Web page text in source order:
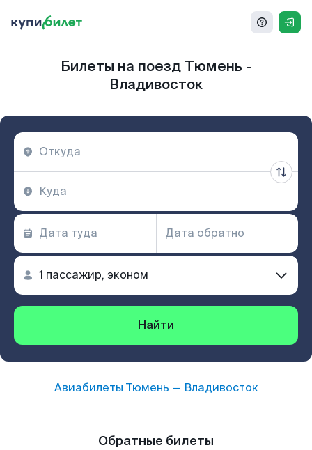
Билеты на поезд Тюмень -
Владивосток
Найти
Авиабилеты Тюмень — Владивосток
Обратные билеты